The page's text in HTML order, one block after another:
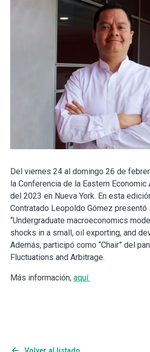
Del viernes 24 al domingo 26 de
la Conferencia de la Eastern
del 2023 en Nueva York. En esta
Contratado Leopoldo Gómez presentó
“Undergraduate macroeconomics
shocks in a small, oil exporting, and
Además, participó como “Chair” del
Fluctuations and Arbitrage.
Más información, aquí.